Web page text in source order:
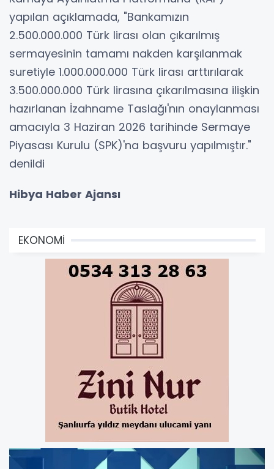
yapılan açıklamada, "Bankamızın
2.500.000.000 Türk lirası olan çıkarılmış
sermayesinin tamamı nakden karşılanmak
suretiyle 1.000.000.000 Türk lirası arttırılarak
3.500.000.000 Türk lirasına çıkarılmasına ilişkin
hazırlanan İzahname Taslağı'nın onaylanması
amacıyla 3 Haziran 2026 tarihinde Sermaye
Piyasası Kurulu (SPK)'na başvuru yapılmıştır."
denildi
Hibya Haber Ajansı
EKONOMİ